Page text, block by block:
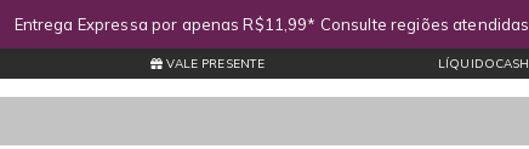
Entrega Expressa por apenas R$11,99* Consulte regiões atendidas
VALE PRESENTE LÍQUIDOCASH